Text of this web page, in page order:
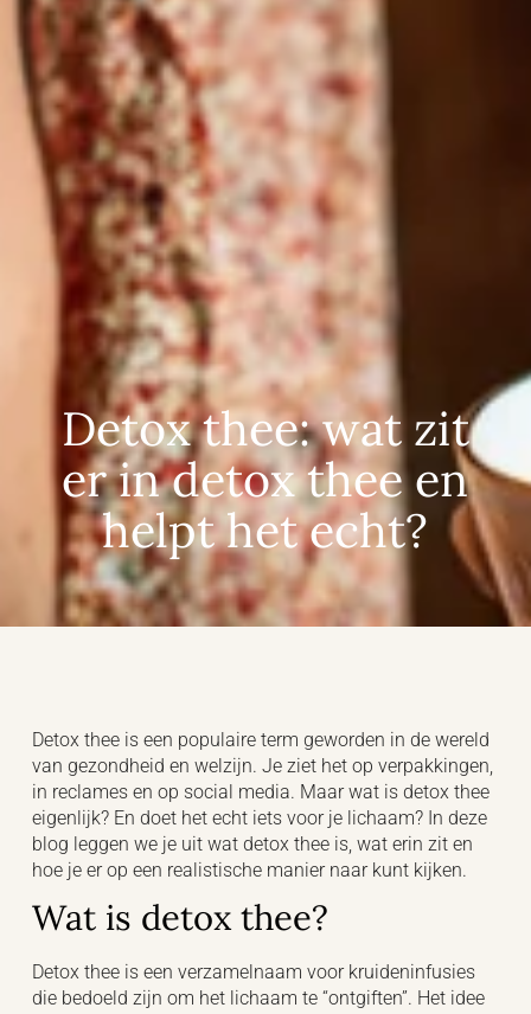
Detox thee: wat zit
er in detox thee en
helpt het echt?
Detox thee is een populaire term geworden in de wereld
van gezondheid en welzijn. Je ziet het op verpakkingen,
in reclames en op social media. Maar wat is detox thee
eigenlijk? En doet het echt iets voor je lichaam? In deze
blog leggen we je uit wat detox thee is, wat erin zit en
hoe je er op een realistische manier naar kunt kijken.
Wat is detox thee?
Detox thee is een verzamelnaam voor kruideninfusies
die bedoeld zijn om het lichaam te “ontgiften”. Het idee